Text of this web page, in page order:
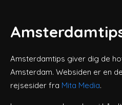
Amsterdamtips giver dig de
Amsterdam. Websiden er en
rejsesider fra Mita Media.